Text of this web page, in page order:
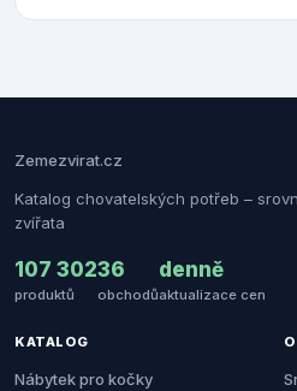
Zemezvirat.cz
Katalog chovatelských potřeb –
zvířata
107 302
produktů
36
obchodů
denně
aktualizace cen
KATALOG
Nábytek pro kočky